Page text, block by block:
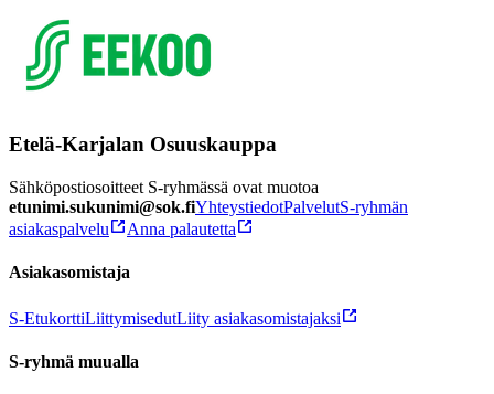
Etelä-Karjalan Osuuskauppa
Sähköpostiosoitteet S-ryhmässä ovat muotoa
etunimi.sukunimi@sok.fiYhteystiedotPalvelutS-ryhmän
asiakaspalvelu
Anna palautetta
Asiakasomistaja
S-EtukorttiLiittymisedutLiity asiakasomistajaksi
S-ryhmä muualla